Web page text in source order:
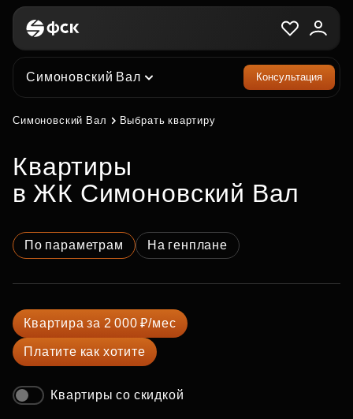
Симоновский Вал Консультация
Симоновский Вал Выбрать квартиру
квартиры
в ЖК Симоновский Вал
По параметрам На генплане
Квартира за 2 000 ₽/мес
Платите как хотите
Квартиры со скидкой